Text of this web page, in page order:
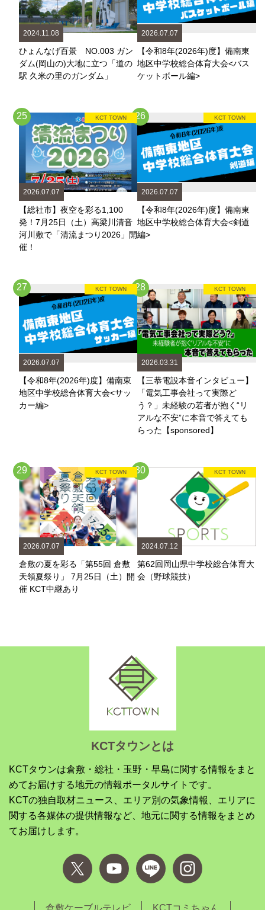
2024.11.08
ひょんなげ百景 NO.003 ガン
ダム(岡山の)大地に立つ「道の
駅 久米の里のガンダム」
2026.07.07
【令和8年(2026年)度】備南東
地区中学校総合体育大会<バス
ケットボール編>
KCT TOWN
25
2026.07.07
【総社市】夜空を彩る1,100
発！7月25日（土）高梁川清音
河川敷で「清流まつり2026」開
催！
KCT TOWN
26
2026.07.07
【令和8年(2026年)度】備南東
地区中学校総合体育大会<剣道
編>
KCT TOWN
27
2026.07.07
【令和8年(2026年)度】備南東
地区中学校総合体育大会<サッ
カー編>
KCT TOWN
28
2026.03.31
【三恭電設本音インタビュー】
「電気工事会社って実際ど
う？」未経験の若者が抱く“リ
アルな不安”に本音で答えても
らった【sponsored】
KCT TOWN
29
2026.07.07
倉敷の夏を彩る「第55回 倉敷
天領夏祭り」 7月25日（土）開
催 KCT中継あり
KCT TOWN
30
2024.07.12
第62回岡山県中学校総合体育大
会（野球競技）
KCTタウンとは
KCTタウンは倉敷・総社・玉野・早島に関する情報をまと
めてお届けする地元の情報ポータルサイトです。
KCTの独自取材ニュース、エリア別の気象情報、エリアに
関する各媒体の提供情報など、地元に関する情報をまとめ
てお届けします。
倉敷ケーブルテレビ KCTコミちゃん